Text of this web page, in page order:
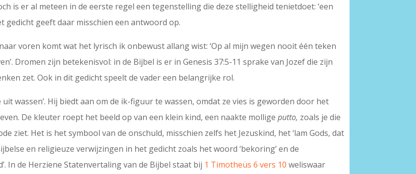
is er al meteen in de eerste regel een tegenstelling die deze stelligheid tenietdoet: ‘een
gedicht geeft daar misschien een antwoord op.
voren komt wat het lyrisch ik onbewust allang wist: ‘Op al mijn wegen nooit één teken
Dromen zijn betekenisvol: in de Bijbel is er in Genesis 37:5-11 sprake van Jozef die zijn
zet. Ook in dit gedicht speelt de vader een belangrijke rol.
wassen’. Hij biedt aan om de ik-figuur te wassen, omdat ze vies is geworden door het
De kleuter roept het beeld op van een klein kind, een naakte molligeputto, zoals je die
ziet. Het is het symbool van de onschuld, misschien zelfs het Jezuskind, het ‘lam Gods, dat
en religieuze verwijzingen in het gedicht zoals het woord ‘bekoring’ en de
In de Herziene Statenvertaling van de Bijbel staat bij 1 Timotheüs 6 vers 10 weliswaar